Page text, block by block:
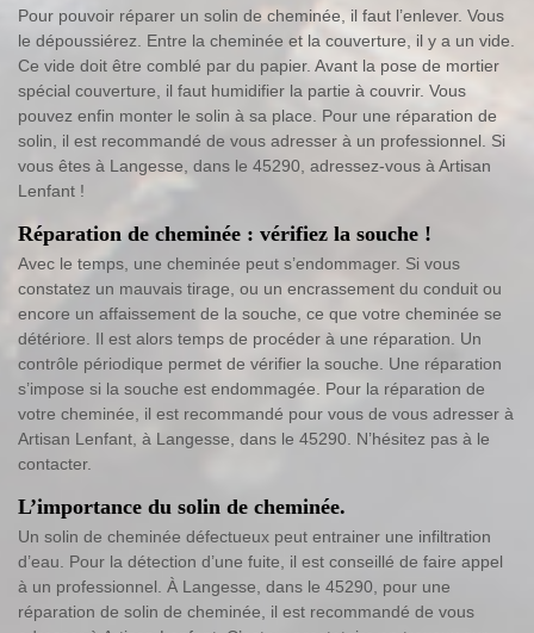
Pour pouvoir réparer un solin de cheminée, il faut l’enlever. Vous
le dépoussiérez. Entre la cheminée et la couverture, il y a un vide.
Ce vide doit être comblé par du papier. Avant la pose de mortier
spécial couverture, il faut humidifier la partie à couvrir. Vous
pouvez enfin monter le solin à sa place. Pour une réparation de
solin, il est recommandé de vous adresser à un professionnel. Si
vous êtes à Langesse, dans le 45290, adressez-vous à Artisan
Lenfant !
Réparation de cheminée : vérifiez la souche !
Avec le temps, une cheminée peut s’endommager. Si vous
constatez un mauvais tirage, ou un encrassement du conduit ou
encore un affaissement de la souche, ce que votre cheminée se
détériore. Il est alors temps de procéder à une réparation. Un
contrôle périodique permet de vérifier la souche. Une réparation
s’impose si la souche est endommagée. Pour la réparation de
votre cheminée, il est recommandé pour vous de vous adresser à
Artisan Lenfant, à Langesse, dans le 45290. N’hésitez pas à le
contacter.
L’importance du solin de cheminée.
Un solin de cheminée défectueux peut entrainer une infiltration
d’eau. Pour la détection d’une fuite, il est conseillé de faire appel
à un professionnel. À Langesse, dans le 45290, pour une
réparation de solin de cheminée, il est recommandé de vous